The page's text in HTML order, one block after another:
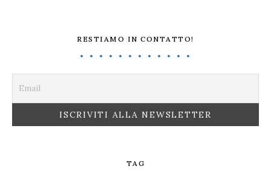
RESTIAMO IN CONTATTO!
TAG